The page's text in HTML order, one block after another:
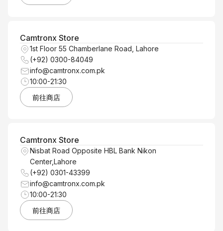
Camtronx Store
1st Floor 55 Chamberlane Road, Lahore
(+92) 0300-84049
info@camtronx.com.pk
10:00-21:30
前往商店
Camtronx Store
Nisbat Road Opposite HBL Bank Nikon
Center,Lahore
(+92) 0301-43399
info@camtronx.com.pk
10:00-21:30
前往商店